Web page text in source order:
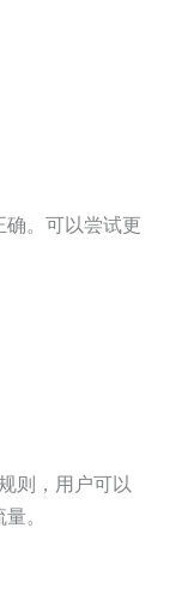
。可以尝试更
则，用户可以
。